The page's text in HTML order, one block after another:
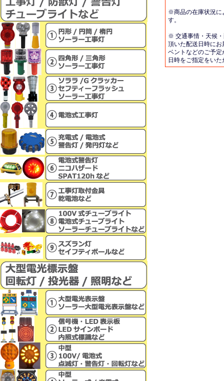
※商品の在庫状況に
す。
※ 交通事情・天候
頂いた配送日時に
ベントなどのご予
日時をご指定をい